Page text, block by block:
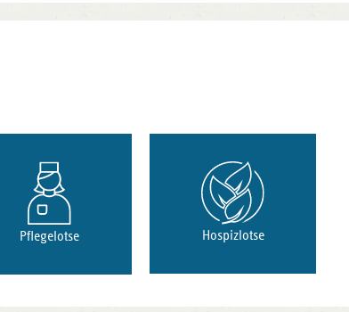
Pflegelotse Hospizlotse